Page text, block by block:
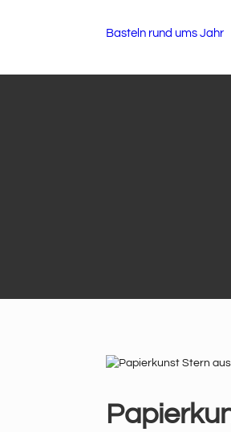
Basteln rund ums Jahr